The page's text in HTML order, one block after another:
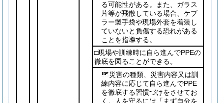
る可能性がある。また、ガラス
片等が飛散している場合、ケブ
ラー製手袋や現場外套を着装し
ていないと負傷する恐れがある
ことを指導する。
□現場や訓練時に自ら進んでPPEの
徹底を図ることができる。
災害の種類、災害内容又は訓
練内容に応じて自ら進んでPPE
を徹底する習慣づけをさせてお
く。人を守るには「まず自分を